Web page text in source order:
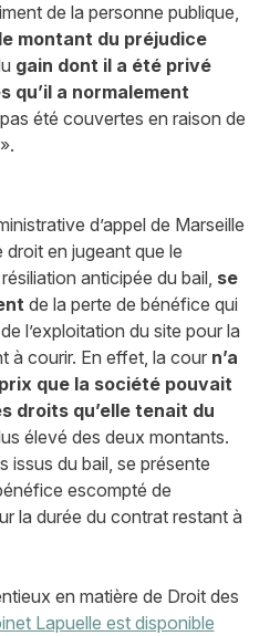
de la personne publique,
montant du préjudice
gain dont il a été privé
qu’il a normalement
été couvertes en raison de
d’appel de Marseille
droit en jugeant que le
anticipée du bail, se
de la perte de bénéfice qui
l’exploitation du site pour la
à courir. En effet, la cour n’a
que la société pouvait
droits qu’elle tenait du
élevé des deux montants.
issus du bail, se présente
escompté de
la durée du contrat restant à
en matière de Droit des
Lapuelle est disponible